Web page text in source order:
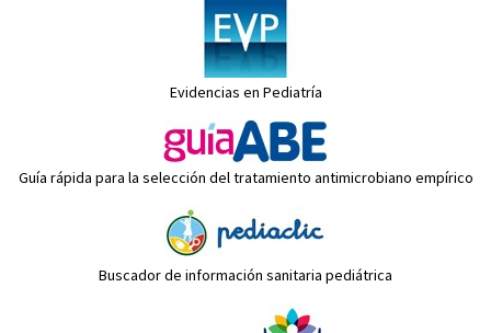
Evidencias en Pediatría
Guía rápida para la selección del tratamiento antimicrobiano empírico
Buscador de información sanitaria pediátrica